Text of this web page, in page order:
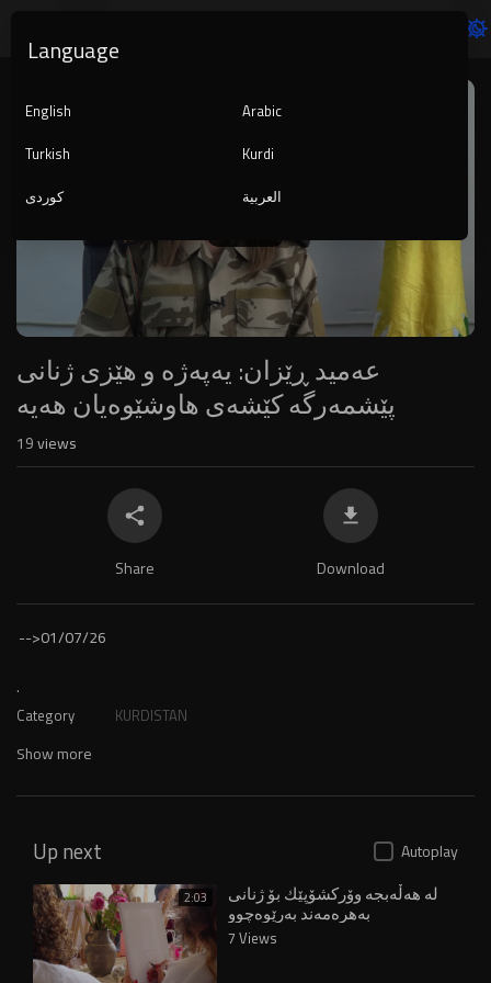
Player
عەمید ڕێزان: یەپەژە و هێزی ژنانی
پێشمەرگە کێشەی هاوشێوەیان هەیە
19views
Share Download
-->01/07/26
.
Category KURDISTAN
Show more
Up next Autoplay
2:03 لە ‌هەڵەبجە وۆركشۆپێك بۆ ژنانی
بەهرەمەند بەرێوەچوو
7 Views
Language
English
Arabic
Turkish
Kurdi
کوردی
العربية